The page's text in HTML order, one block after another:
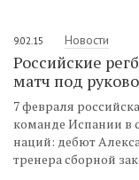
9.02.15 Новости
Российские
матч под
7 февраля
команде Испании в
наций: дебют
тренера сборной